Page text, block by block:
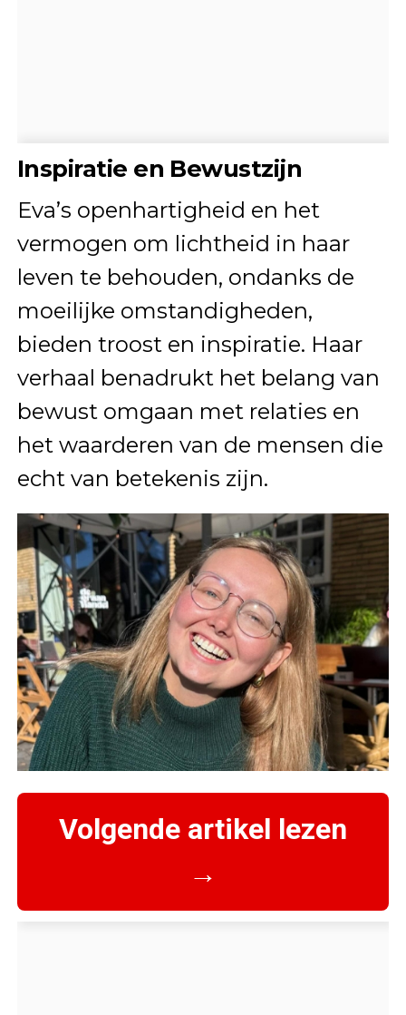
Inspiratie en Bewustzijn
Eva’s openhartigheid en het
vermogen om lichtheid in haar
leven te behouden, ondanks de
moeilijke omstandigheden,
bieden troost en inspiratie. Haar
verhaal benadrukt het belang van
bewust omgaan met relaties en
het waarderen van de mensen die
echt van betekenis zijn.
Volgende artikel lezen
→